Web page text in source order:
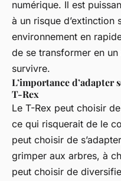
numérique. Il est
à un risque d’extinction
environnement en
de se transformer en
survivre.
L’importance d’adapter
T-Rex
Le T-Rex peut choisir
ce qui risquerait de le
peut choisir de
grimper aux arbres, à
peut choisir de